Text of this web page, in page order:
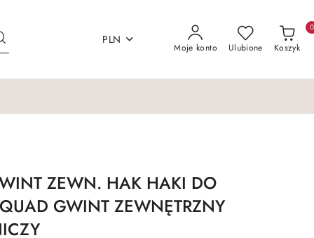
PLN
Moje konto Ulubione Koszyk
0
ZEWN. HAK HAKI DO
GWINT ZEWNĘTRZNY